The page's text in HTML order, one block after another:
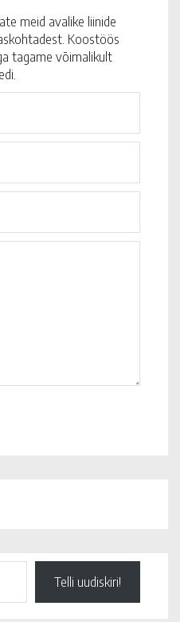
meid avalike liinide
Koostöös
tagame võimalikult
Telli uudiskiri!